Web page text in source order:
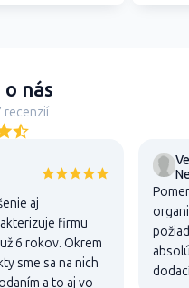
nás
recenzií
aj
firmu
6 rokov. Okrem
sme sa na nich
a to aj vo